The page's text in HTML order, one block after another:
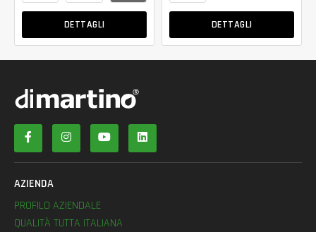
DETTAGLI DETTAGLI
AZIENDA
PROFILO AZIENDALE
QUALITÀ TUTTA ITALIANA